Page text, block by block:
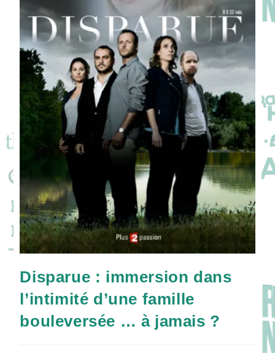
Disparue : immersion dans
l’intimité d’une famille
bouleversée … à jamais ?